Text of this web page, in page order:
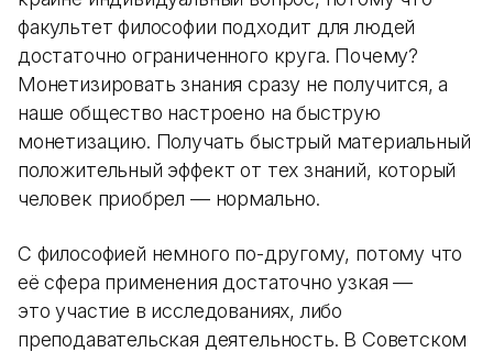
факультет философии подходит для людей
достаточно ограниченного круга. Почему?
Монетизировать знания сразу не получится, а
наше общество настроено на быструю
монетизацию. Получать быстрый материальный
положительный эффект от тех знаний, который
человек приобрел — нормально.
С философией немного по-другому, потому что
её сфера применения достаточно узкая —
это участие в исследованиях, либо
преподавательская деятельность. В Советском